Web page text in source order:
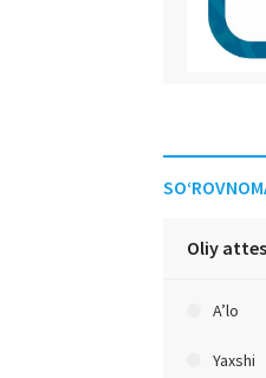
Oliy
A’lo
Yaxshi